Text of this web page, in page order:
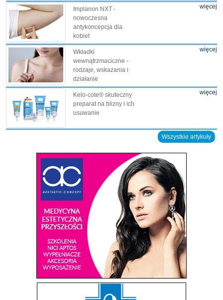
Implanon NXT -
nowoczesna
antykoncepcja dla
kobiet
więcej
Wkładki
wewnątrzmaciczne -
rodzaje, wskazania i
działanie
więcej
Kelo-cote® skuteczny
preparat na blizny i ich
usuwanie
więcej
Wszystkie artykuły